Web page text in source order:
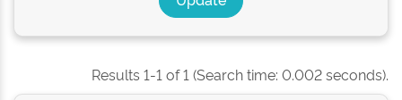
Results 1-1 of 1 (Search time: 0.002 seconds).